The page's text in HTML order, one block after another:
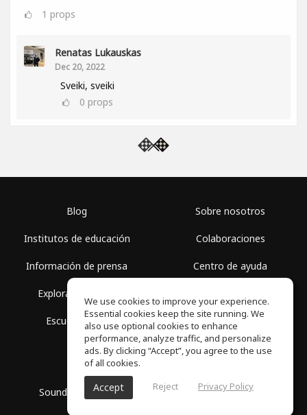
1 props
Renatas Lukauskas
Dec 20, 2022
Sveiki, sveiki
0 props
Blog
Institutos de educación
Información de prensa
Explorar espacios
Escuela gratis
Sobre nosotros
Colaboraciones
Centro de ayuda
Política de privacidad
SoundGym, Todos los derechos reservados © 2026
We use cookies to improve your experience.
Essential cookies keep the site running. We
also use optional cookies to enhance
performance, analyze traffic, and personalize
ads. By clicking “Accept”, you agree to the use
of all cookies.
Accept Reject Privacy Policy